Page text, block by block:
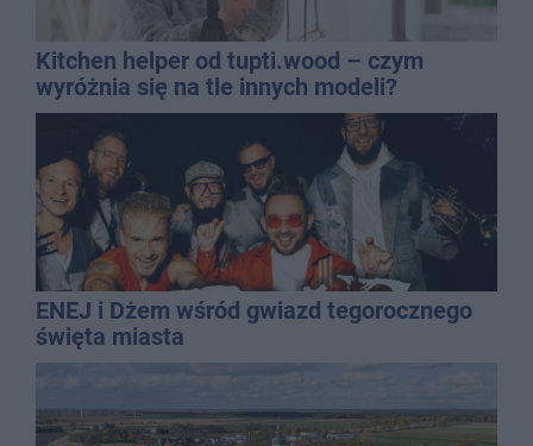
Kitchen helper od tupti.wood – czym
wyróżnia się na tle innych modeli?
ENEJ i Dżem wśród gwiazd tegorocznego
święta miasta